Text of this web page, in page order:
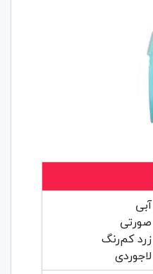
آبی
صورتی
زرد کم‌رنگ
لاجوردی